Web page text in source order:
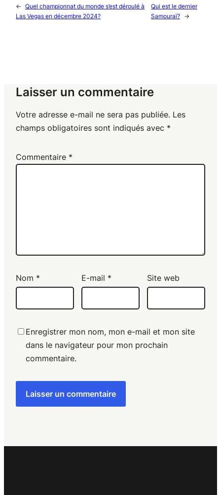
← Quel championnat du monde s’est déroulé à
Las Vegas en décembre 2024?
Qui est le dernier
Samouraï? →
Laisser un commentaire
Votre adresse e-mail ne sera pas publiée. Les
champs obligatoires sont indiqués avec *
Commentaire *
Nom * E-mail * Site web
Enregistrer mon nom, mon e-mail et mon site
dans le navigateur pour mon prochain
commentaire.